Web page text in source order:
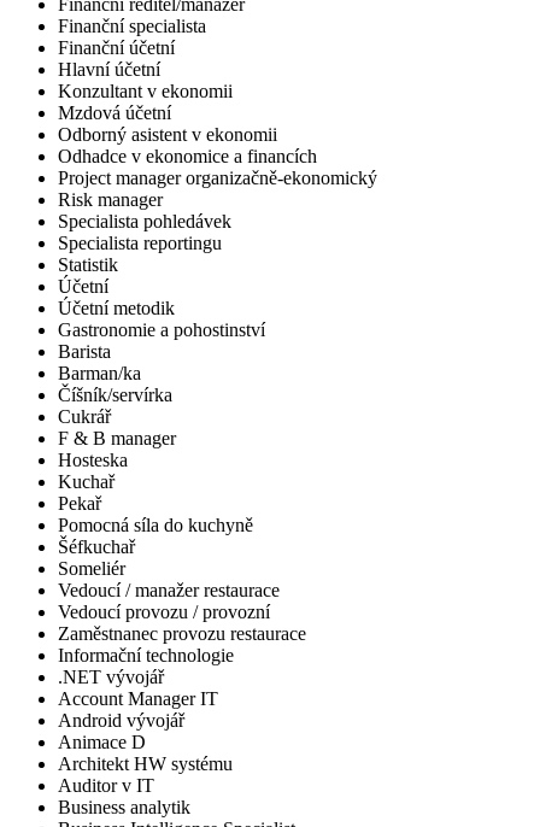
Finanční ředitel/manažer
Finanční specialista
Finanční účetní
Hlavní účetní
Konzultant v ekonomii
Mzdová účetní
Odborný asistent v ekonomii
Odhadce v ekonomice a financích
Project manager organizačně-ekonomický
Risk manager
Specialista pohledávek
Specialista reportingu
Statistik
Účetní
Účetní metodik
Gastronomie a pohostinství
Barista
Barman/ka
Číšník/servírka
Cukrář
F & B manager
Hosteska
Kuchař
Pekař
Pomocná síla do kuchyně
Šéfkuchař
Someliér
Vedoucí / manažer restaurace
Vedoucí provozu / provozní
Zaměstnanec provozu restaurace
Informační technologie
.NET vývojář
Account Manager IT
Android vývojář
Animace D
Architekt HW systému
Auditor v IT
Business analytik